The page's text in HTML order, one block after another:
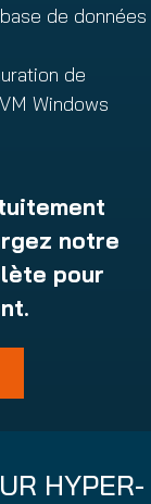
de données
de
Windows
notre
pour
HYPER-